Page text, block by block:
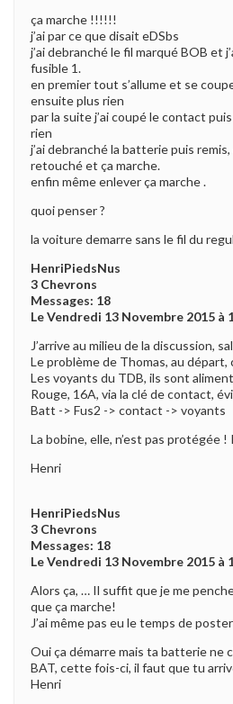
ça marche !!!!!!
j’ai par ce que disait eDSbs
j’ai debranché le fil marqué BOB et
fusible 1.
en premier tout s’allume et se
ensuite plus rien
par la suite j’ai coupé le contact
rien
j’ai debranché la batterie puis
retouché et ça marche.
enfin même enlever ça marche .
quoi penser ?
la voiture demarre sans le fil du
HenriPiedsNus
3 Chevrons
Messages: 18
Le Vendredi 13 Novembre 2015 à
J’arrive au milieu de la discussion,
Le problème de Thomas, au départ,
Les voyants du TDB, ils sont
Rouge, 16A, via la clé de contact,
Batt -> Fus2 -> contact -> voyants
La bobine, elle, n’est pas protégée
Henri
HenriPiedsNus
3 Chevrons
Messages: 18
Le Vendredi 13 Novembre 2015 à
Alors ça, … Il suffit que je me
que ça marche!
J’ai même pas eu le temps de
Oui ça démarre mais ta batterie ne
BAT, cette fois-ci, il faut que tu
Henri